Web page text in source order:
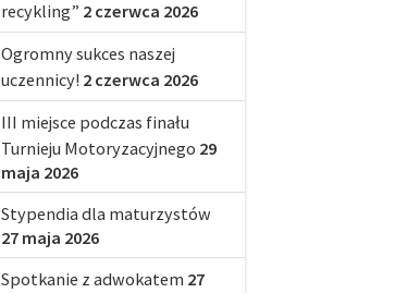
recykling” 2 czerwca 2026
Ogromny sukces naszej
uczennicy! 2 czerwca 2026
III miejsce podczas finału
Turnieju Motoryzacyjnego 29
maja 2026
Stypendia dla maturzystów
27 maja 2026
Spotkanie z adwokatem 27